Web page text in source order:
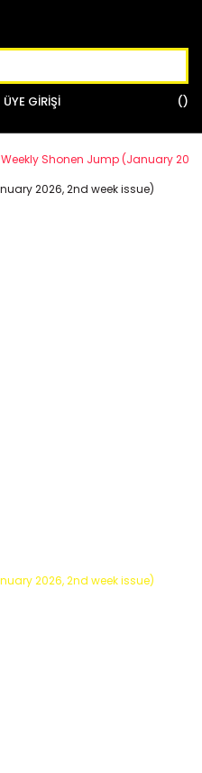
ÜYE GİRİŞİ
Weekly Shonen Jump (January